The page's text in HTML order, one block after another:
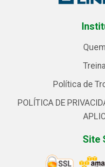
Política de
POLÍTICA DE
Site